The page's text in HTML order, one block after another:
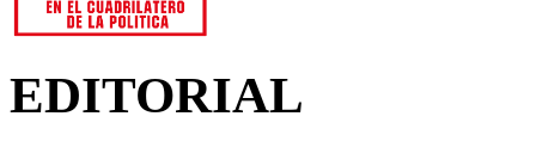
EDITORIAL